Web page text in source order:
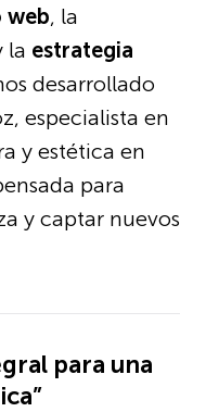
web, la
la estrategia
desarrollado
especialista en
y estética en
para
y captar nuevos
para una